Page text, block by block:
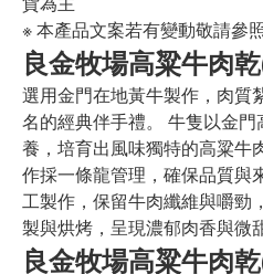
※ 本產品文案若有變動敬請參
良金牧場高粱牛肉
選用金門在地黃牛製作，肉質
名的經典伴手禮。 牛隻以金
養，培育出風味獨特的高粱牛
作採一條龍管理，確保品質與
工製作，保留牛肉纖維與嚼勁
製與烘烤，呈現濃郁肉香與微
良金牧場高粱牛肉